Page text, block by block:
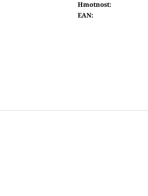
Hmotnost:
EAN: